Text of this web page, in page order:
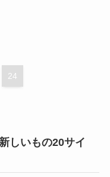
24
しいもの20サイ